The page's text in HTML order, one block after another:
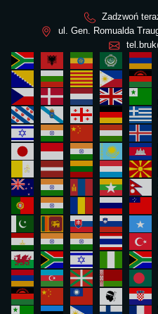
Zadzwoń
ul. Gen. Romualda